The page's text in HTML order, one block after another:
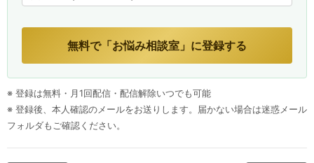
無料で「お悩み相談室」に登録する
※ 登録は無料・月1回配信・配信解除いつでも可能
※ 登録後、本人確認のメールをお送りします。届かない場合は迷惑メール
フォルダもご確認ください。